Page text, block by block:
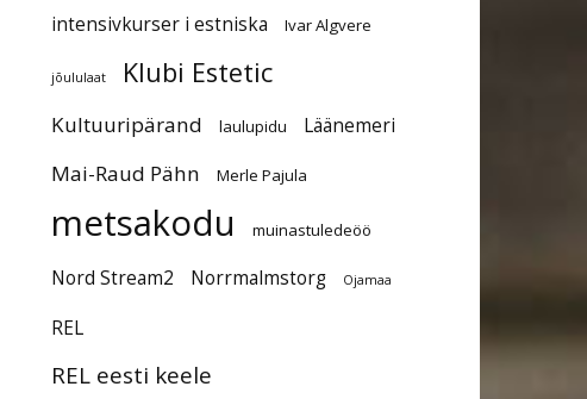
intensivkurser i estniska Ivar Algvere
jõululaat Klubi Estetic
Kultuuripärand laulupidu Läänemeri
Mai-Raud Pähn Merle Pajula
metsakodu muinastuledeöö
Nord Stream2 Norrmalmstorg Ojamaa
REL
REL eesti keele